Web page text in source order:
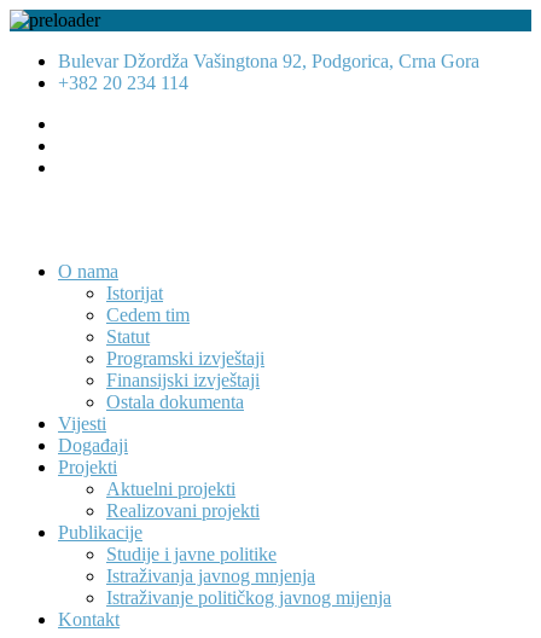
Bulevar Džordža Vašingtona 92, Podgorica, Crna Gora
+382 20 234 114
O nama
Istorijat
Cedem tim
Statut
Programski izvještaji
Finansijski izvještaji
Ostala dokumenta
Vijesti
Događaji
Projekti
Aktuelni projekti
Realizovani projekti
Publikacije
Studije i javne politike
Istraživanja javnog mnjenja
Istraživanje političkog javnog mijenja
Kontakt